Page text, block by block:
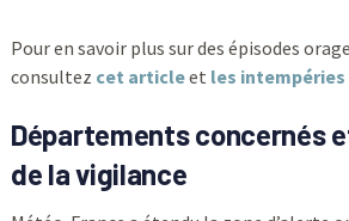
Pour en savoir plus sur des épisodes
consultez cet articleet les intempéries
Départements concernés
de la vigilance